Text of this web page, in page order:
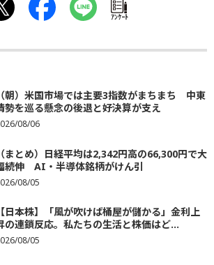
ｱﾝｹｰﾄ
（朝）米国市場では主要3指数がまちまち 中東
勢を巡る懸念の後退と好決算が支え
08/06
（まとめ）日経平均は2,342円高の66,300円で大
続伸 AI・半導体銘柄がけん引
08/05
【日本株】「風が吹けば桶屋が儲かる」金利上
の連鎖反応。私たちの生活と株価はど...
08/05